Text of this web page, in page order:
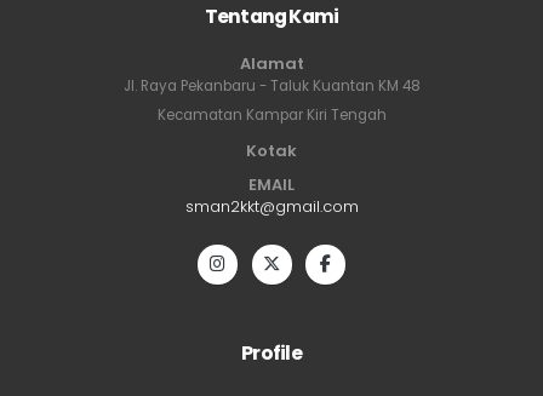
Tentang Kami
Alamat
Jl. Raya Pekanbaru - Taluk Kuantan KM 48
Kecamatan Kampar Kiri Tengah
Kotak
EMAIL
sman2kkt@gmail.com
Profile